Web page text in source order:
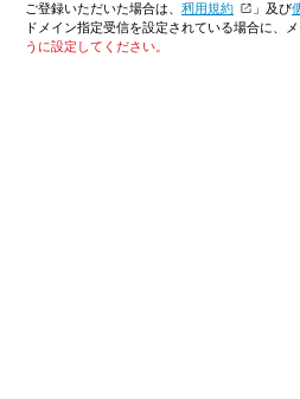
ご登録いただいた場合は、「利用規約 」及び
ドメイン指定受信を設定されている場合に、
うに設定してください。